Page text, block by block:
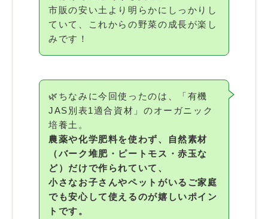
市販の安い土より明らかにしっかりし
ていて、これからの野菜の成長が楽し
みです！
🌿ちなみに今回使ったのは、「有機
JAS別表1適合資材」のオーガニック
培養土。
農薬や化学肥料を使わず、自然素材
（バーク堆肥・ピートモス・赤玉な
ど）だけで作られていて、
小さなお子さんやペットがいるご家庭
でも安心して使えるのが嬉しいポイン
トです。